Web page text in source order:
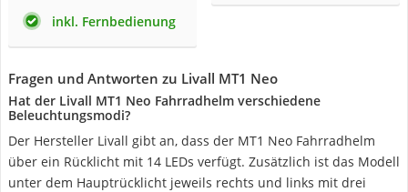
inkl. Fernbedienung
Fragen und Antworten zu Livall MT1 Neo
Hat der Livall MT1 Neo Fahrradhelm verschiedene
Beleuchtungsmodi?
Der Hersteller Livall gibt an, dass der MT1 Neo Fahrradhelm
über ein Rücklicht mit 14 LEDs verfügt. Zusätzlich ist das Modell
unter dem Hauptrücklicht jeweils rechts und links mit drei